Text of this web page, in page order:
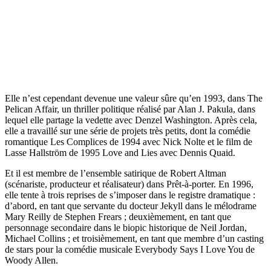
Elle n’est cependant devenue une valeur sûre qu’en 1993, dans The
Pelican Affair, un thriller politique réalisé par Alan J. Pakula, dans
lequel elle partage la vedette avec Denzel Washington. Après cela,
elle a travaillé sur une série de projets très petits, dont la comédie
romantique Les Complices de 1994 avec Nick Nolte et le film de
Lasse Hallström de 1995 Love and Lies avec Dennis Quaid.
Et il est membre de l’ensemble satirique de Robert Altman
(scénariste, producteur et réalisateur) dans Prêt-à-porter. En 1996,
elle tente à trois reprises de s’imposer dans le registre dramatique :
d’abord, en tant que servante du docteur Jekyll dans le mélodrame
Mary Reilly de Stephen Frears ; deuxièmement, en tant que
personnage secondaire dans le biopic historique de Neil Jordan,
Michael Collins ; et troisièmement, en tant que membre d’un casting
de stars pour la comédie musicale Everybody Says I Love You de
Woody Allen.